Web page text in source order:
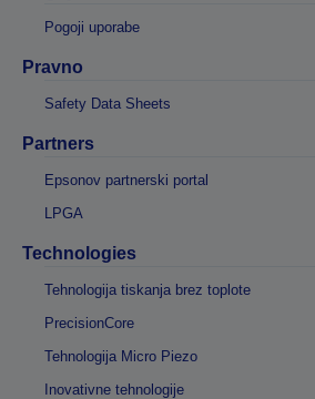
Pogoji uporabe
Pravno
Safety Data Sheets
Partners
Epsonov partnerski portal
LPGA
Technologies
Tehnologija tiskanja brez toplote
PrecisionCore
Tehnologija Micro Piezo
Inovativne tehnologije